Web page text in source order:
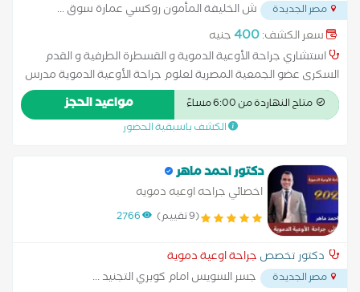
مصر الجديدة ش الخليفة المأمون روكسي عمارة سوق...
سعر الكشف:400جنيه
استشاري جراحة الأوعية الدموية و القسطرة الطرفية و القدم
السكرى عضو الجمعية المصرية لعلوم جراحة الأوعية الدموية مدرس
بكليه الطب - جامعه عين شمس
متاح النهاردة من 6:00 مساءً مواعيد الحجز
الكشف باسبقية الحضور
دكتور احمد ماهر
اخصائي جراحه اوعيه دمويه
(9 تقييم) 2766
دكتور تخصص جراحة اوعية دموية
مصر الجديدة جسر السويس امام كوبري التجنيد...